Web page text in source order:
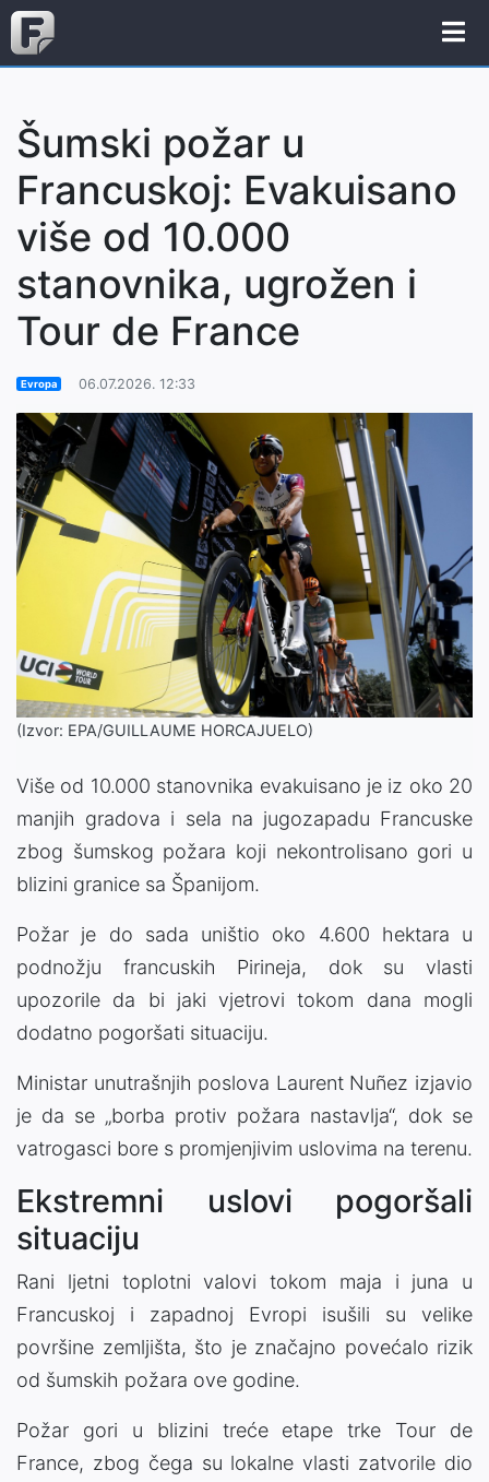
Šumski požar u
Francuskoj: Evakuisano
više od 10.000
stanovnika, ugrožen i
Tour de France
Evropa 06.07.2026. 12:33
(Izvor: EPA/GUILLAUME HORCAJUELO)
Više od 10.000 stanovnika evakuisano je iz oko 20
manjih gradova i sela na jugozapadu Francuske
zbog šumskog požara koji nekontrolisano gori u
blizini granice sa Španijom.
Požar je do sada uništio oko 4.600 hektara u
podnožju francuskih Pirineja, dok su vlasti
upozorile da bi jaki vjetrovi tokom dana mogli
dodatno pogoršati situaciju.
Ministar unutrašnjih poslova Laurent Nuñez izjavio
je da se „borba protiv požara nastavlja“, dok se
vatrogasci bore s promjenjivim uslovima na terenu.
Ekstremni uslovi pogoršali
situaciju
Rani ljetni toplotni valovi tokom maja i juna u
Francuskoj i zapadnoj Evropi isušili su velike
površine zemljišta, što je značajno povećalo rizik
od šumskih požara ove godine.
Požar gori u blizini treće etape trke Tour de
France, zbog čega su lokalne vlasti zatvorile dio